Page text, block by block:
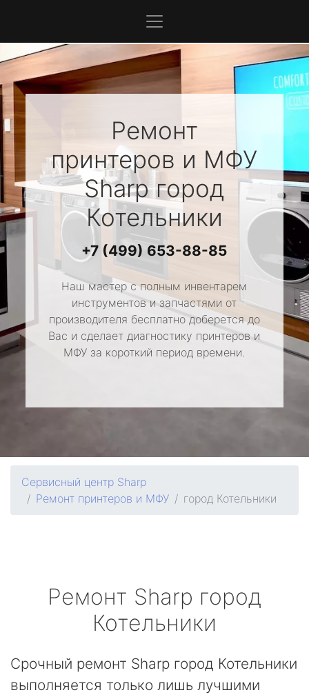
Ремонт
принтеров и МФУ
Sharpгород
Котельники
+7 (499) 653-88-85
Наш мастер с полным инвентарем
инструментов и запчастями от
производителя бесплатно доберется до
Вас и сделает диагностику принтеров и
МФУ за короткий период времени.
Сервисный центр Sharp
Ремонт принтеров и МФУ
город Котельники
Ремонт Sharp город
Котельники
Срочный ремонт Sharp город Котельники
выполняется только лишь лучшими